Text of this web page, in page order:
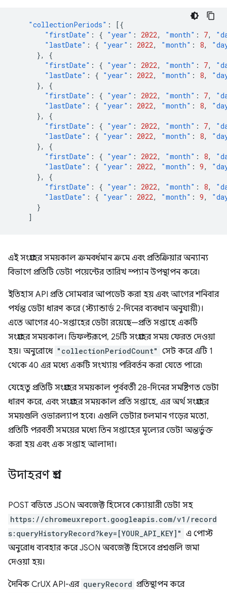
"collectionPeriods" :
[{
"firstDate" : { "year" : 2022, "month" : 7,
"lastDate" : { "year" : 2022, "month" : 8,
},
{
"firstDate" : { "year" : 2022, "month" : 7,
"lastDate" : { "year" : 2022, "month" : 8,
},
{
"firstDate" : { "year" : 2022, "month" : 7,
"lastDate" : { "year" : 2022, "month" : 8,
},
{
"firstDate" : { "year" : 2022, "month" : 7,
"lastDate" : { "year" : 2022, "month" : 8,
},
{
"firstDate" : { "year" : 2022, "month" : 8,
"lastDate" : { "year" : 2022, "month" : 9,
},
{
"firstDate" : { "year" : 2022, "month" : 8,
"lastDate" : { "year" : 2022, "month" : 9,
}
]
এই সংগ্রহের সময়কাল ক্রমবর্ধমান ক্রমে এবং প্রতিক্রিয়ার অন্যান্য
বিভাগে প্রতিটি ডেটা পয়েন্টের তারিখ স্প্যান উপস্থাপন করে।
ইতিহাস API প্রতি সোমবার আপডেট করা হয় এবং আগের শনিবার
পর্যন্ত ডেটা ধারণ করে (স্ট্যান্ডার্ড 2-দিনের ব্যবধান অনুযায়ী)।
এতে আগের 40-সপ্তাহের ডেটা রয়েছে—প্রতি সপ্তাহে একটি
সংগ্রহের সময়কাল। ডিফল্টরূপে, 25টি সংগ্রহের সময় ফেরত দেওয়া
হয়। অনুরোধে "collectionPeriodCount" সেট করে এটি 1
থেকে 40 এর মধ্যে একটি সংখ্যায় পরিবর্তন করা যেতে পারে৷
যেহেতু প্রতিটি সংগ্রহের সময়কাল পূর্ববর্তী 28-দিনের সমষ্টিগত ডেটা
ধারণ করে, এবং সংগ্রহের সময়কাল প্রতি সপ্তাহে, এর অর্থ সংগ্রহের
সময়গুলি ওভারল্যাপ হবে। এগুলি ডেটার চলমান গড়ের মতো,
প্রতিটি পরবর্তী সময়ের মধ্যে তিন সপ্তাহের মূল্যের ডেটা অন্তর্ভুক্ত
করা হয় এবং এক সপ্তাহ আলাদা।
উদাহরণ প্রশ্ন
POST বডিতে JSON অবজেক্ট হিসেবে ক্যোয়ারী ডেটা সহ
https://chromeuxreport.googleapis.com/v1/record
s:queryHistoryRecord?key=[YOUR_API_KEY]" এ পোস্ট
অনুরোধ ব্যবহার করে JSON অবজেক্ট হিসেবে প্রশ্নগুলি জমা
দেওয়া হয়।
দৈনিক CrUX API-এর queryRecord প্রতিস্থাপন করে